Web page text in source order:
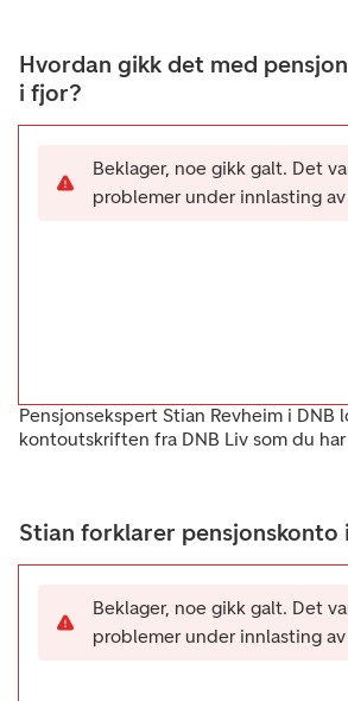
Hvordan gikk det med
i fjor?
Beklager, noe gikk galt. Det
problemer under innlasting
Pensjonsekspert Stian Revheim i DNB
kontoutskriften fra DNB Liv som du
Stian forklarer pensjonskonto
Beklager, noe gikk galt. Det
problemer under innlasting